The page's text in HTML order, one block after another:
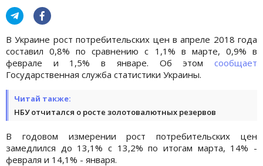
В Украине рост потребительских цен в апреле 2018 года
составил 0,8% по сравнению с 1,1% в марте, 0,9% в
феврале и 1,5% в январе. Об этом сообщает
Государственная служба статистики Украины.
Читай также:
НБУ отчитался о росте золотовалютных резервов
В годовом измерении рост потребительских цен
замедлился до 13,1% с 13,2% по итогам марта, 14% -
февраля и 14,1% - января.